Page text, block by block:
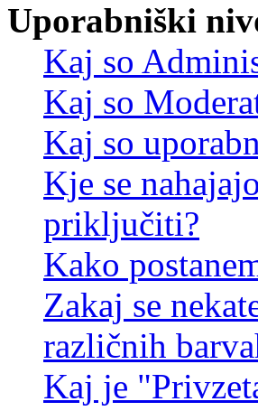
Uporabniški
Kaj so
Kaj so
Kaj so
Kje se
priključiti?
Kako
Zakaj se
različnih
Kaj je